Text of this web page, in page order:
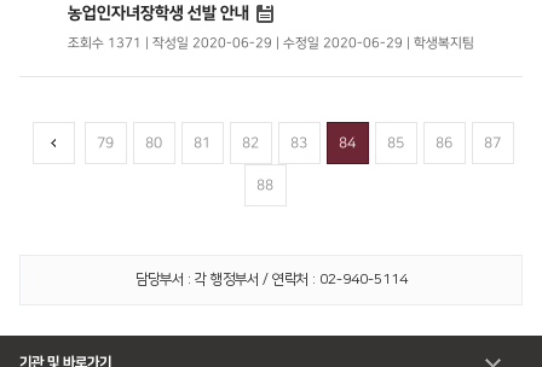
농업인자녀장학생 선발 안내
조회수 1371 | 작성일 2020-06-29 | 수정일 2020-06-29 | 학생복지팀
79 80 81 82 83 84 85 86 87
88
담당부서 : 각 행정부서 / 연락처 : 02-940-5114
기관 및 바로가기